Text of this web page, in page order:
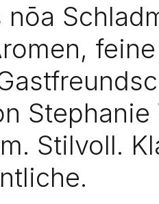
nōa
Stephanie
Stilvoll.